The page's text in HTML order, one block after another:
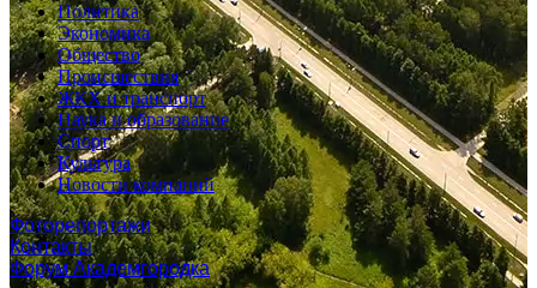
Политика
Экономика
Общество
Происшествия
ЖКХ и транспорт
Наука и образование
Спорт
Культура
Новости компаний
Фоторепортажи
Контакты
Форум Академгородка